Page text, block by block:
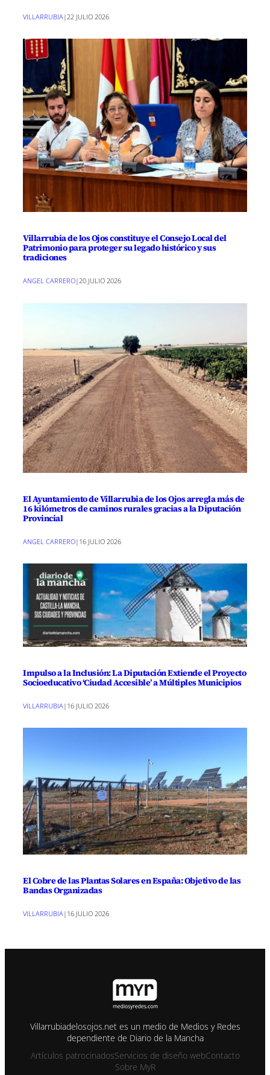
VILLARRUBIA | 22 JULIO 2026
Villarrubia de los Ojos constituye el Consejo Local del
Patrimonio para proteger su legado histórico y sus
tradiciones
ANGEL CARRERO|20 JULIO 2026
El Ayuntamiento de Villarrubia de los Ojos arregla más de
16 kilómetros de caminos rurales gracias a la Diputación
Provincial
ANGEL CARRERO| 16 JULIO 2026
Impulso a la Inclusión: La Diputación Extiende el Proyecto
Socioeducativo ‘Ciudad Accesible’ a Múltiples Municipios
VILLARRUBIA | 16 JULIO 2026
El Cobre de las Plantas Solares en España: Objetivo de las
Bandas Organizadas
VILLARRUBIA | 16 JULIO 2026
Villarrubiadelosojos.net es un medio de Medios y Redes
dependiente de Diario de la Mancha
Artículos patrocinadosServicios de diseño webContacto
Sobre MyR